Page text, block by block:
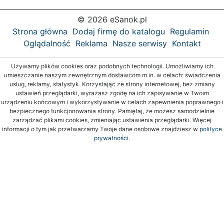
© 2026 eSanok.pl
Strona główna Dodaj firmę do katalogu Regulamin
Oglądalność Reklama Nasze serwisy Kontakt
Używamy plików cookies oraz podobnych technologii. Umożliwiamy ich
umieszczanie naszym zewnętrznym dostawcom m.in. w celach: świadczenia
usług, reklamy, statystyk. Korzystając ze strony internetowej, bez zmiany
ustawień przeglądarki, wyrażasz zgodę na ich zapisywanie w Twoim
urządzeniu końcowym i wykorzystywanie w celach zapewnienia poprawnego i
bezpiecznego funkcjonowania strony. Pamiętaj, że możesz samodzielnie
zarządzać plikami cookies, zmieniając ustawienia przeglądarki. Więcej
informacji o tym jak przetwarzamy Twoje dane osobowe znajdziesz w polityce
prywatności.